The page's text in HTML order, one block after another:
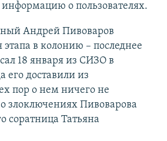
о пользователях.
Андрей Пивоваров
этапа в колонию – последнее
18 января из СИЗО в
его доставили из
пор о нем ничего не
злоключениях Пивоварова
соратница Татьяна